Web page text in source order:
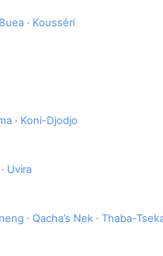
Buea · Kousséri
· Koni-Djodjo
· Uvira
· Qacha’s Nek · Thaba-